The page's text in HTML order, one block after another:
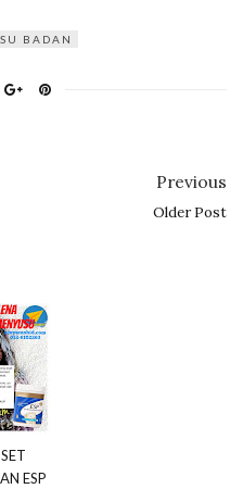
BADAN
Previous
Older Post
ESP